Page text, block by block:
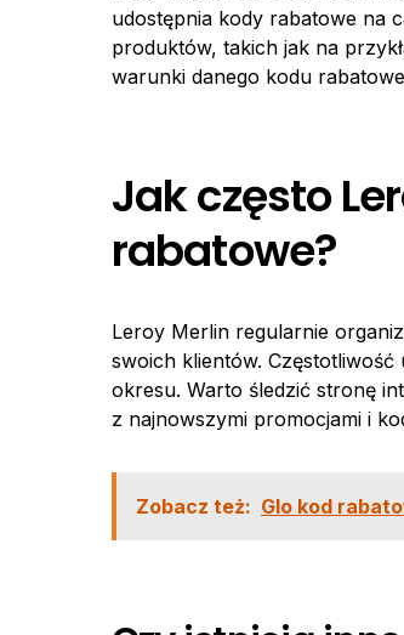
udostępnia kody rabatowe na
produktów, takich jak na
warunki danego kodu
Jak często
rabatowe?
Leroy Merlin regularnie
swoich klientów.
okresu. Warto śledzić stronę
z najnowszymi promocjami i
Zobacz też: Glo kod